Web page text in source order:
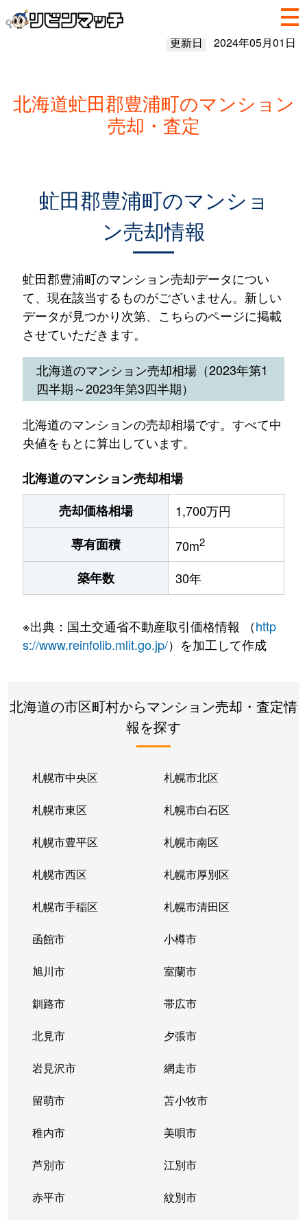
更新日 2024年05月01日
北海道虻田郡豊浦町のマンション
売却・査定
虻田郡豊浦町のマンショ
ン売却情報
虻田郡豊浦町のマンション売却データについ
て、現在該当するものがございません。新しい
データが見つかり次第、こちらのページに掲載
させていただきます。
北海道のマンション売却相場（2023年第1
四半期～2023年第3四半期）
北海道のマンションの売却相場です。すべて中
央値をもとに算出しています。
北海道のマンション売却相場
売却価格相場
1,700万円
専有面積
70m2
築年数 30年
※出典：国土交通省不動産取引価格情報 （http
s://www.reinfolib.mlit.go.jp/）を加工して作成
北海道の市区町村からマンション売却・査定情
報を探す
札幌市中央区 札幌市北区
札幌市東区 札幌市白石区
札幌市豊平区 札幌市南区
札幌市西区 札幌市厚別区
札幌市手稲区 札幌市清田区
函館市 小樽市
旭川市 室蘭市
釧路市 帯広市
北見市 夕張市
岩見沢市 網走市
留萌市 苫小牧市
稚内市 美唄市
芦別市 江別市
赤平市 紋別市